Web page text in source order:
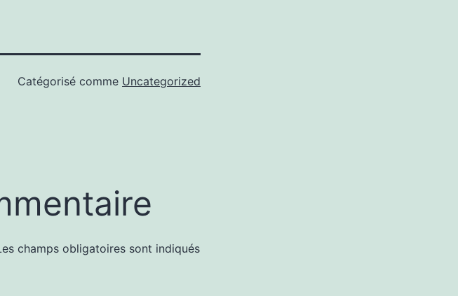
Catégorisé comme Uncategorized
champs obligatoires sont indiqués